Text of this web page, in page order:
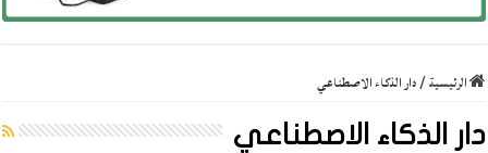
الرئيسية/دار الذكاء الاصطناعي
دار الذكاء الاصطناعي